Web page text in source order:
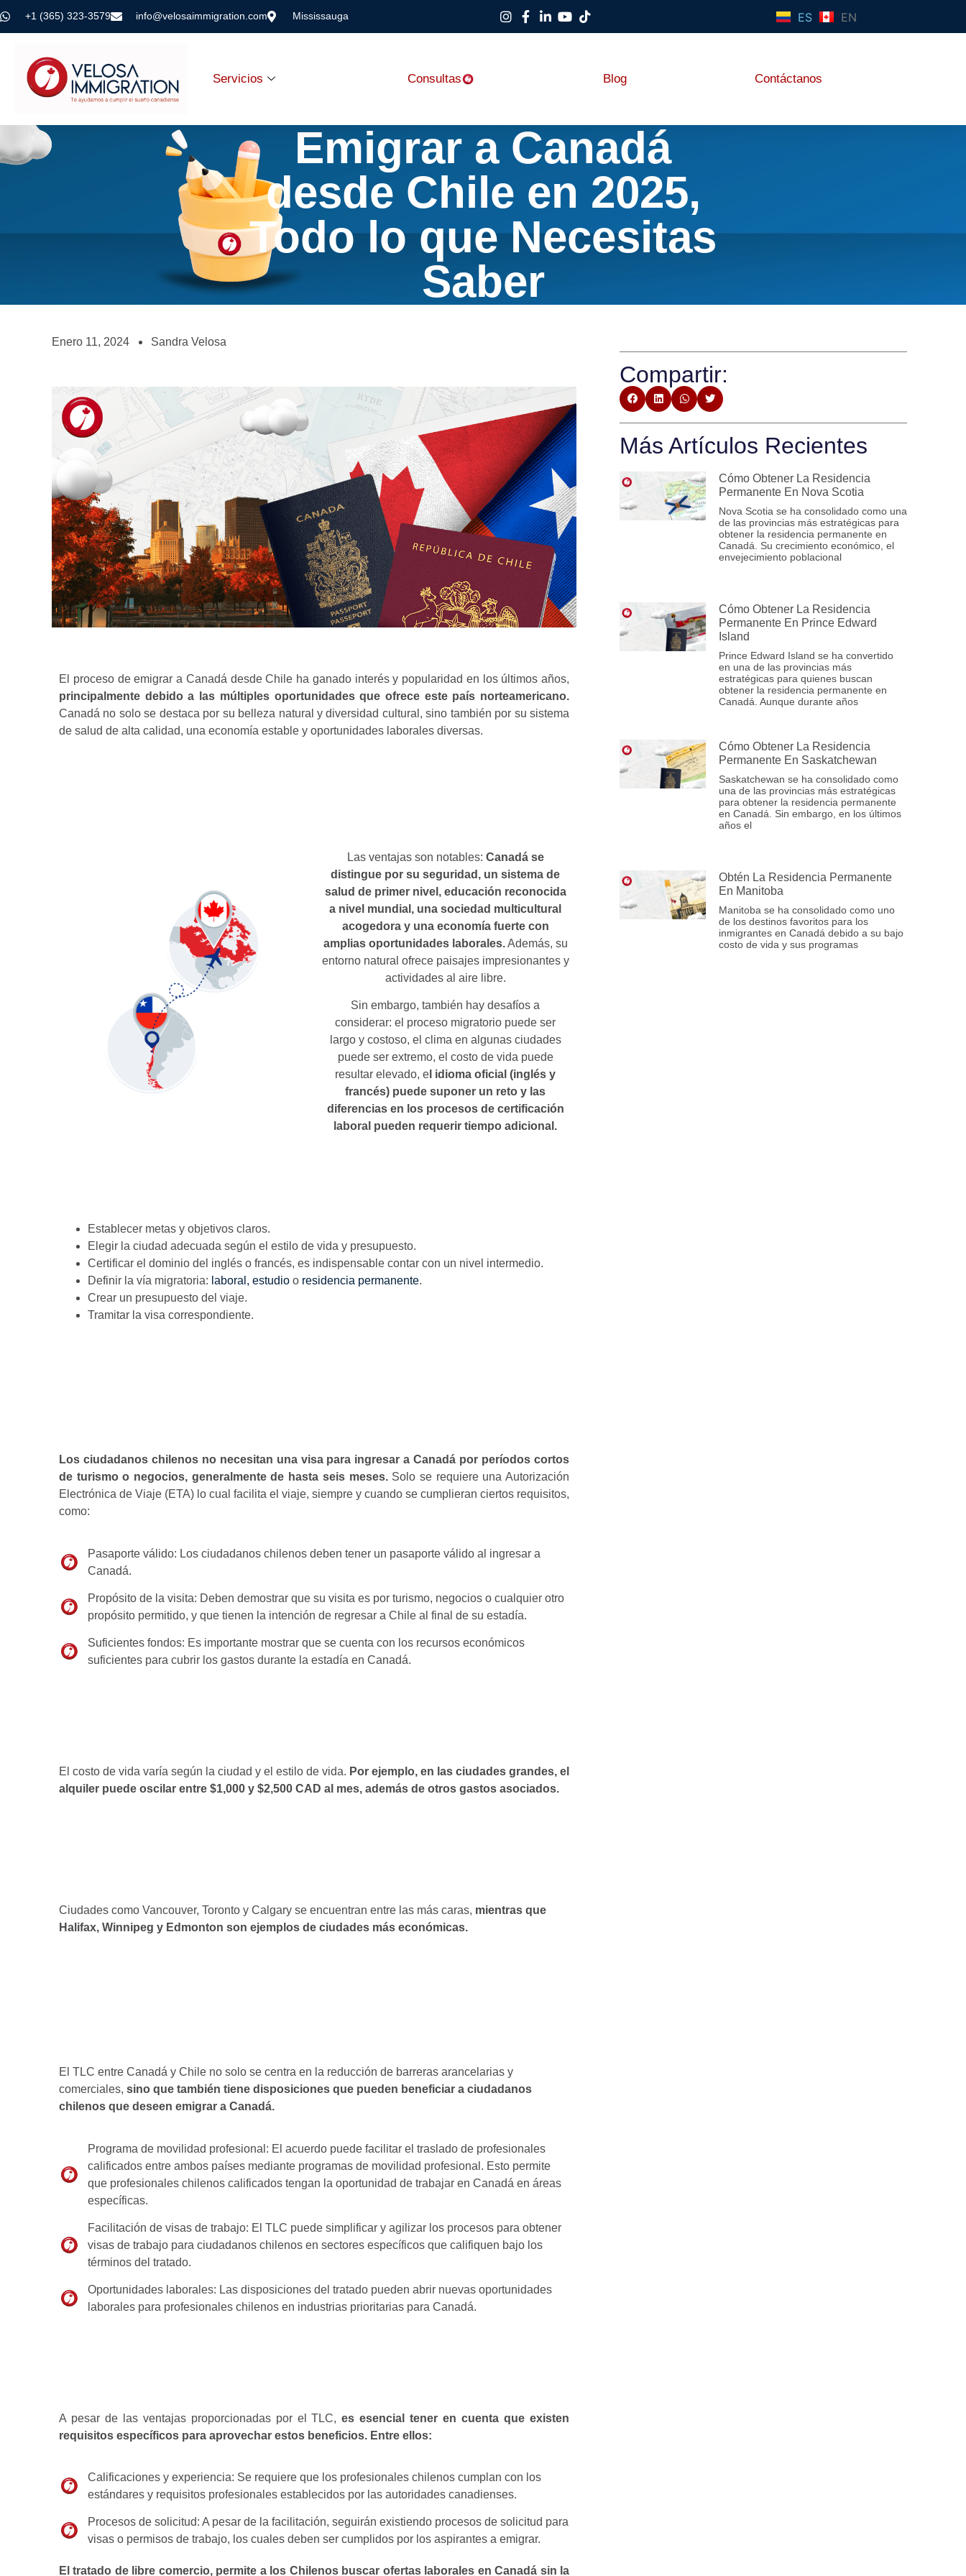
+1 (365) 323-3579 info@velosaimmigration.com Mississauga ES EN
Servicios Consultas Blog Contáctanos
Emigrar a Canadá
desde Chile en 2025,
Todo lo que Necesitas
Saber
Enero 11, 2024 Sandra Velosa
El proceso de emigrar a Canadá desde Chile ha ganado interés y popularidad en los últimos años,
principalmente debido a las múltiples oportunidades que ofrece este país norteamericano.
Canadá no solo se destaca por su belleza natural y diversidad cultural, sino también por su sistema
de salud de alta calidad, una economía estable y oportunidades laborales diversas.
Las ventajas son notables: Canadá se
distingue por su seguridad, un sistema de
salud de primer nivel, educación reconocida
a nivel mundial, una sociedad multicultural
acogedora y una economía fuerte con
amplias oportunidades laborales.Además, su
entorno natural ofrece paisajes impresionantes y
actividades al aire libre.
Sin embargo, también hay desafíos a
considerar: el proceso migratorio puede ser
largo y costoso, el clima en algunas ciudades
puede ser extremo, el costo de vida puede
resultar elevado, e l idioma oficial (inglés y
francés) puede suponer un reto y las
diferencias en los procesos de certificación
laboral pueden requerir tiempo adicional.
Establecer metas y objetivos claros.
Elegir la ciudad adecuada según el estilo de vida y presupuesto.
Certificar el dominio del inglés o francés, es indispensable contar con un nivel intermedio.
Definir la vía migratoria: laboral, estudio o residencia permanente.
Crear un presupuesto del viaje.
Tramitar la visa correspondiente.
Los ciudadanos chilenos no necesitan una visa para ingresar a Canadá por períodos cortos
de turismo o negocios, generalmente de hasta seis meses.Solo se requiere una Autorización
Electrónica de Viaje (ETA) lo cual facilita el viaje, siempre y cuando se cumplieran ciertos requisitos,
como:
Pasaporte válido: Los ciudadanos chilenos deben tener un pasaporte válido al ingresar a
Canadá.
Propósito de la visita: Deben demostrar que su visita es por turismo, negocios o cualquier otro
propósito permitido, y que tienen la intención de regresar a Chile al final de su estadía.
Suficientes fondos: Es importante mostrar que se cuenta con los recursos económicos
suficientes para cubrir los gastos durante la estadía en Canadá.
El costo de vida varía según la ciudad y el estilo de vida. Por ejemplo, en las ciudades grandes, el
alquiler puede oscilar entre $1,000 y $2,500 CAD al mes, además de otros gastos asociados.
Ciudades como Vancouver, Toronto y Calgary se encuentran entre las más caras, mientras que
Halifax, Winnipeg y Edmonton son ejemplos de ciudades más económicas.
El TLC entre Canadá y Chile no solo se centra en la reducción de barreras arancelarias y
comerciales, sino que también tiene disposiciones que pueden beneficiar a ciudadanos
chilenos que deseen emigrar a Canadá.
Programa de movilidad profesional: El acuerdo puede facilitar el traslado de profesionales
calificados entre ambos países mediante programas de movilidad profesional. Esto permite
que profesionales chilenos calificados tengan la oportunidad de trabajar en Canadá en áreas
específicas.
Facilitación de visas de trabajo: El TLC puede simplificar y agilizar los procesos para obtener
visas de trabajo para ciudadanos chilenos en sectores específicos que califiquen bajo los
términos del tratado.
Oportunidades laborales: Las disposiciones del tratado pueden abrir nuevas oportunidades
laborales para profesionales chilenos en industrias prioritarias para Canadá.
A pesar de las ventajas proporcionadas por el TLC, es esencial tener en cuenta que existen
requisitos específicos para aprovechar estos beneficios. Entre ellos:
Calificaciones y experiencia: Se requiere que los profesionales chilenos cumplan con los
estándares y requisitos profesionales establecidos por las autoridades canadienses.
Procesos de solicitud: A pesar de la facilitación, seguirán existiendo procesos de solicitud para
visas o permisos de trabajo, los cuales deben ser cumplidos por los aspirantes a emigrar.
El tratado de libre comercio, permite a los Chilenos buscar ofertas laborales en Canadá sin la
Compartir:
Más Artículos Recientes
Cómo Obtener La Residencia
Permanente En Nova Scotia
Nova Scotia se ha consolidado como una
de las provincias más estratégicas para
obtener la residencia permanente en
Canadá. Su crecimiento económico, el
envejecimiento poblacional
Cómo Obtener La Residencia
Permanente En Prince Edward
Island
Prince Edward Island se ha convertido
en una de las provincias más
estratégicas para quienes buscan
obtener la residencia permanente en
Canadá. Aunque durante años
Cómo Obtener La Residencia
Permanente En Saskatchewan
Saskatchewan se ha consolidado como
una de las provincias más estratégicas
para obtener la residencia permanente
en Canadá. Sin embargo, en los últimos
años el
Obtén La Residencia Permanente
En Manitoba
Manitoba se ha consolidado como uno
de los destinos favoritos para los
inmigrantes en Canadá debido a su bajo
costo de vida y sus programas